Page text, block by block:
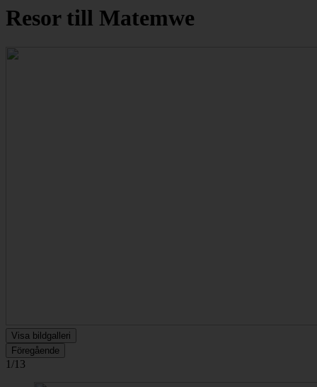
Resor till Matemwe
Visa bildgalleri
Föregående
1/13